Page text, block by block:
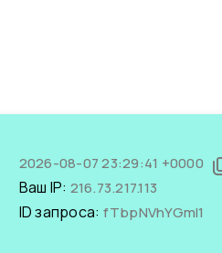
2026-08-07 23:29:41 +0000
Ваш IP: 216.73.217.113
ID запроса: fTbpNVhYGmI1